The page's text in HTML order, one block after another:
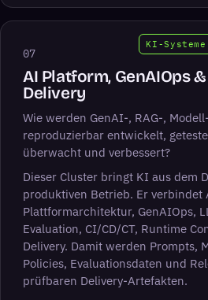
KI-
07
AI Platform, GenAIOps
Delivery
Wie werden GenAI-, RAG-,
reproduzierbar entwickelt,
überwacht und verbessert?
Dieser Cluster bringt KI aus dem
produktiven Betrieb. Er verbindet
Plattformarchitektur, GenAIOps,
Evaluation, CI/CD/CT, Runtime
Delivery. Damit werden Prompts,
Policies, Evaluationsdaten und
prüfbaren Delivery-Artefakten.